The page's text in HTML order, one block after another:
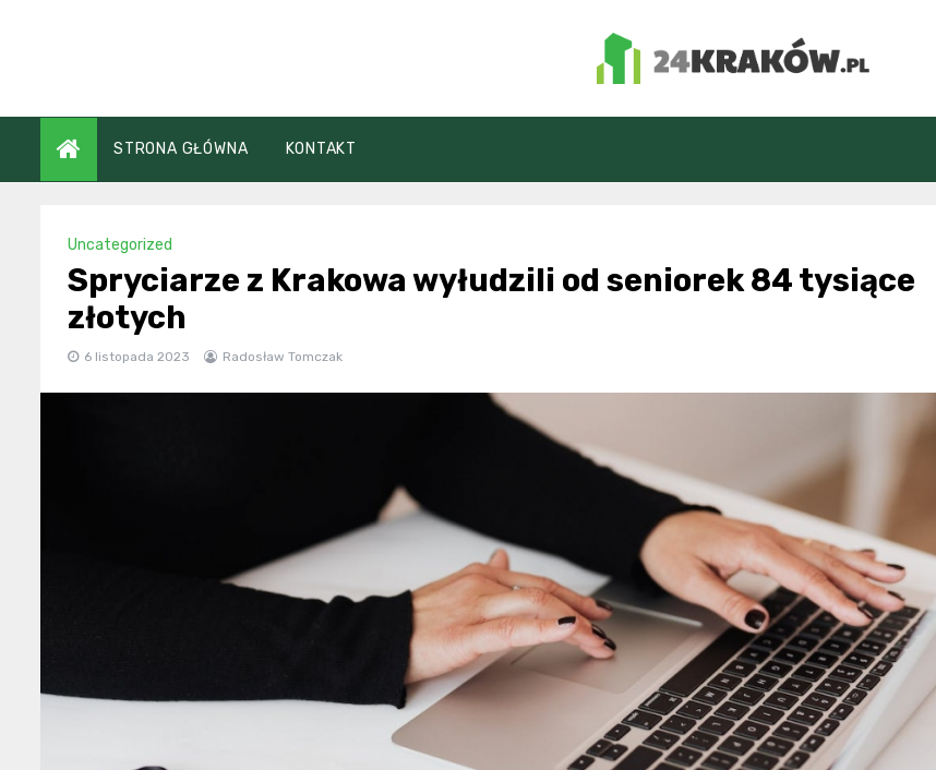
24Kraków.pl
STRONA GŁÓWNA KONTAKT
Uncategorized
Spryciarze z Krakowa wyłudzili od seniorek 84 tysiące
złotych
6 listopada 2023 Radosław Tomczak